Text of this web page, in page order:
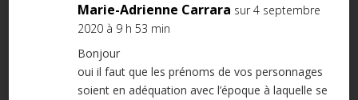
Marie-Adrienne Carrara sur 4 septembre
2020 à 9 h 53 min
Bonjour
oui il faut que les prénoms de vos personnages
soient en adéquation avec l’époque à laquelle se